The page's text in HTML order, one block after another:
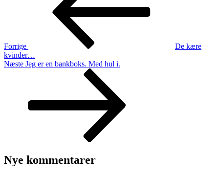
Forrige
De kære
kvinder…
Næste
Næste Jeg er en bankboks. Med hul i.
Nye kommentarer